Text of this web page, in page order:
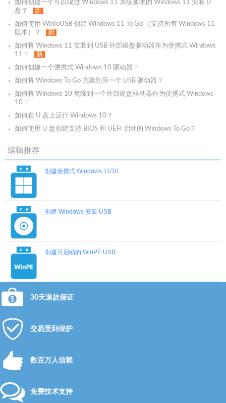
如何创建一个可以绕过 Windows 11 系统要求的 Windows 11 安装 U
盘？
新
如何使用 WinToUSB 创建 Windows 11 To Go （支持所有 Windows 11
版本）？
新
如何将 Windows 11 安装到 USB 外部磁盘驱动器作为便携式 Windows
11？
新
如何创建一个便携式 Windows 10 驱动器？
如何将 Windows To Go 克隆到另一个 USB 驱动器？
如何将 Windows 10 克隆到一个外部硬盘驱动器作为便携式 Windows
10？
如何在 U 盘上运行 Windows 10？
如何使用 U 盘创建支持 BIOS 和 UEFI 启动的 Windows To Go？
编辑推荐
创建便携式 Windows 11/10
创建 Windows 安装 USB
创建可启动的 WinPE USB
30天退款保证
交易受到保护
数百万人信赖
免费技术支持